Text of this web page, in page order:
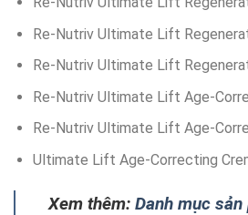
Re-Nutriv Ultimate Lift
Re-Nutriv Ultimate Lift
Re-Nutriv Ultimate Lift Age-
Re-Nutriv Ultimate Lift Age-
Ultimate Lift Age-Correcting
Xem thêm: Danh mục sản